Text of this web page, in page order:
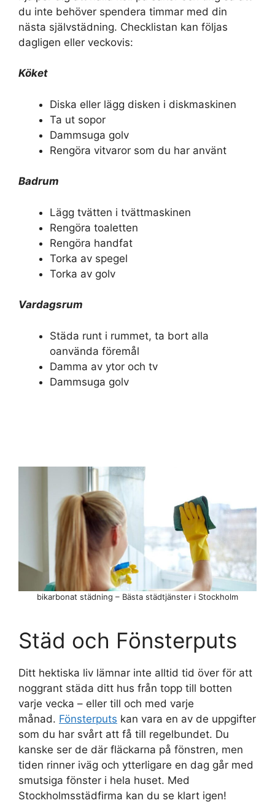
du inte behöver spendera timmar med din
nästa självstädning. Checklistan kan följas
dagligen eller veckovis:
Köket
Diska eller lägg disken i diskmaskinen
Ta ut sopor
Dammsuga golv
Rengöra vitvaror som du har använt
Badrum
Lägg tvätten i tvättmaskinen
Rengöra toaletten
Rengöra handfat
Torka av spegel
Torka av golv
Vardagsrum
Städa runt i rummet, ta bort alla
oanvända föremål
Damma av ytor och tv
Dammsuga golv
bikarbonat städning – Bästa städtjänster i Stockholm
Städ och Fönsterputs
Ditt hektiska liv lämnar inte alltid tid över för att
noggrant städa ditt hus från topp till botten
varje vecka – eller till och med varje
månad. Fönsterputs kan vara en av de uppgifter
som du har svårt att få till regelbundet. Du
kanske ser de där fläckarna på fönstren, men
tiden rinner iväg och ytterligare en dag går med
smutsiga fönster i hela huset. Med
Stockholmsstädfirma kan du se klart igen!